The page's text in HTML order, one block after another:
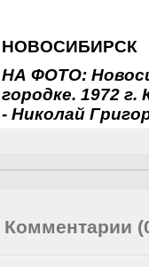
НОВОСИБИРСК
НА ФОТО:
городке. 1972 г.
- Николай
Комментарии